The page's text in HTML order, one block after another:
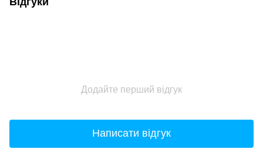
Додайте перший відгук
Написати відгук